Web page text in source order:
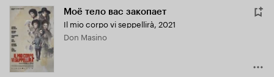
Моё тело вас закопает
Il mio corpo vi seppellirà, 2021
Don Masino